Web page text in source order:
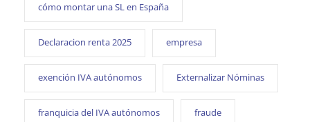
cómo montar una SL en España
Declaracion renta 2025 empresa
exención IVA autónomos Externalizar Nóminas
franquicia del IVA autónomos fraude